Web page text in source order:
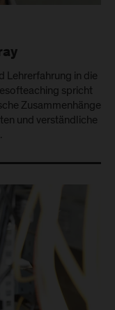
Lehrerfahrung in die
spricht
Zusammenhänge
und verständliche